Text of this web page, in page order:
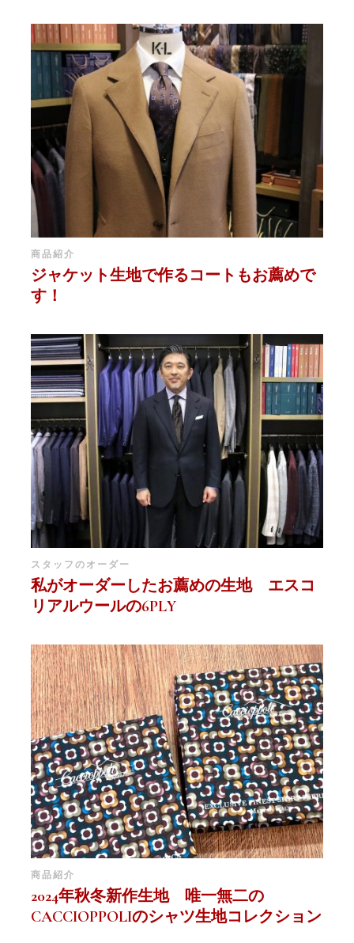
商品紹介
ジャケット生地で作るコートもお薦めで
す！
スタッフのオーダー
私がオーダーしたお薦めの生地 エスコ
リアルウールの6PLY
商品紹介
2024年秋冬新作生地 唯一無二の
CACCIOPPOLIのシャツ生地コレクション